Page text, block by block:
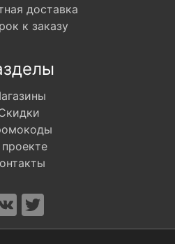
доставка
к заказу